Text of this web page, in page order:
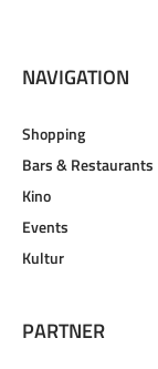
NAVIGATION
Shopping
Bars & Restaurants
Kino
Events
Kultur
PARTNER